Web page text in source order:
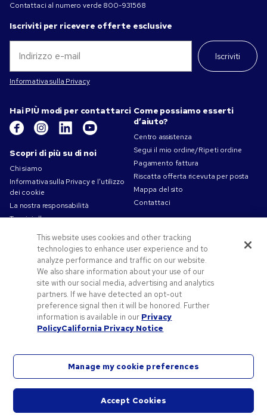
Contattaci al numero verde 800-931568
Iscriviti per ricevere offerte esclusive
Iscriviti
Informativa sulla Privacy
Hai PIÙ modi per contattarci
Scopri di più su di noi
Chi siamo
Informativa sulla Privacy e l'utilizzo
dei cookie
La nostra responsabilità
Termini d'uso
Condizioni di Vendita
Lavorare in Pens.com
Offerte e risorse
Codici promozionali e coupon
Gadget personalizzati
Spunti Grafici Personalizzazione
Come possiamo esserti
d’aiuto?
Centro assistenza
Segui il mio ordine/Ripeti ordine
Pagamento fattura
Riscatta offerta ricevuta per posta
Mappa del sito
Contattaci
©2026 National Pen Company. Tutti i diritti riservati. Pens.com e il suo logo sono marchi
registrati di proprietà di National Pen Company. Tutti gli altri marchi registrati sono di
This website uses cookies and other tracking
technologies to enhance user experience and to
analyze performance and traffic on our website.
We also share information about your use of our
site with our social media, advertising and analytics
partners. If we have detected an opt-out
preference signal then it will be honored. Further
information is available in our Privacy
PolicyCalifornia Privacy Notice
Manage my cookie preferences
Accept Cookies
chat